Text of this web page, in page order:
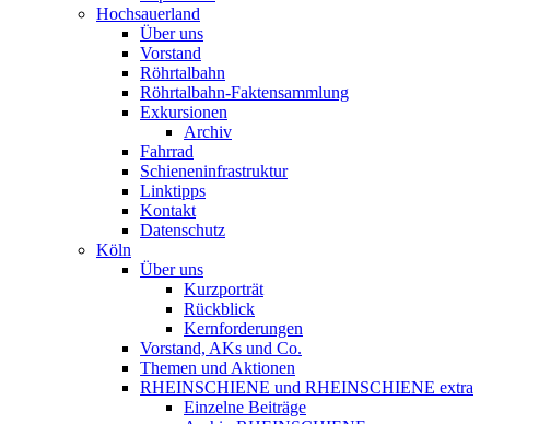
Hochsauerland
Über uns
Vorstand
Röhrtalbahn
Röhrtalbahn-Faktensammlung
Exkursionen
Archiv
Fahrrad
Schieneninfrastruktur
Linktipps
Kontakt
Datenschutz
Köln
Über uns
Kurzporträt
Rückblick
Kernforderungen
Vorstand, AKs und Co.
Themen und Aktionen
RHEINSCHIENE und RHEINSCHIENE extra
Einzelne Beiträge